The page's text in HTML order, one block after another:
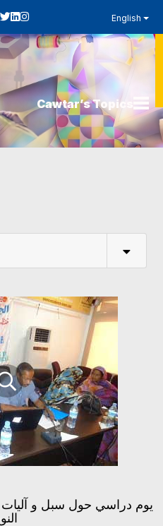
English
Cawtar’s Topics
يوم دراسي حول سبل و آليات